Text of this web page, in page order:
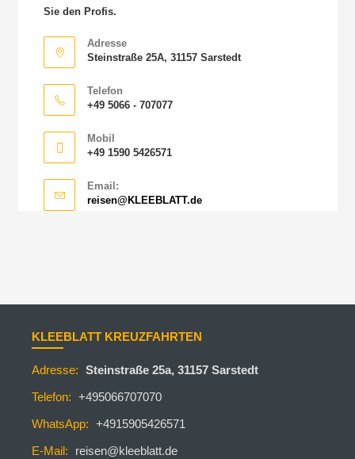
Sie den Profis.
Adresse
Steinstraße 25A, 31157 Sarstedt
Telefon
+49 5066 - 707077
Mobil
+49 1590 5426571
Email:
reisen@KLEEBLATT.de
KLEEBLATT KREUZFAHRTEN
Adresse: Steinstraße 25a, 31157 Sarstedt
Telefon: +495066707070
WhatsApp: +4915905426571
E-Mail:
reisen@kleeblatt.de